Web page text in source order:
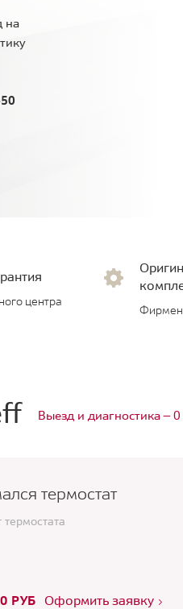
на
центра
Выезд и диагностика —
термостат
термостата
РУБ Оформить заявку